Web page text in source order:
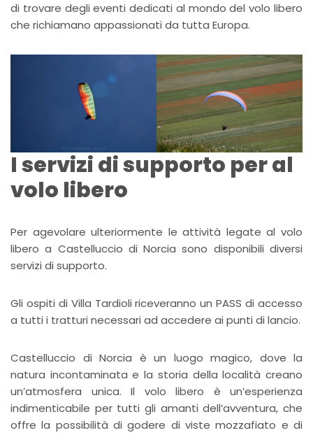
di trovare degli eventi dedicati al mondo del volo libero
che richiamano appassionati da tutta Europa.
I servizi di supporto per al
volo libero
Per agevolare ulteriormente le attività legate al volo
libero a Castelluccio di Norcia sono disponibili diversi
servizi di supporto.
Gli ospiti di Villa Tardioli riceveranno un PASS di accesso
a tutti i tratturi necessari ad accedere ai punti di lancio.
Castelluccio di Norcia è un luogo magico, dove la
natura incontaminata e la storia della località creano
un’atmosfera unica. Il volo libero è un’esperienza
indimenticabile per tutti gli amanti dell’avventura, che
offre la possibilità di godere di viste mozzafiato e di